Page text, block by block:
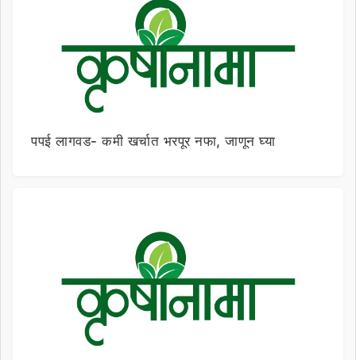
पपई लागवड- कमी खर्चात भरपूर नफा, जाणून घ्या